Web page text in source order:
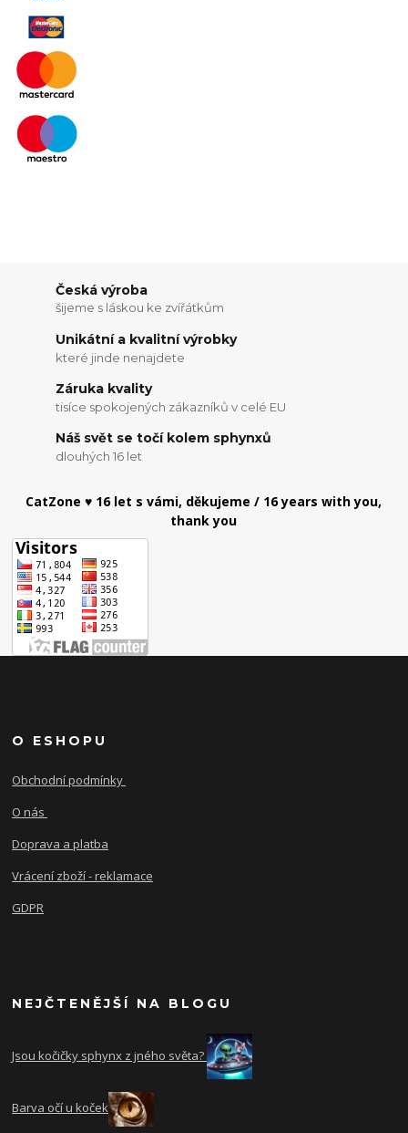
Česká výroba
šijeme s láskou ke zvířátkům
Unikátní a kvalitní výrobky
které jinde nenajdete
Záruka kvality
tisíce spokojených zákazníků v celé EU
Náš svět se točí kolem sphynxů
dlouhých 16 let
CatZone ♥ 16 let s vámi, děkujeme / 16 years with you,
thank you
O ESHOPU
Obchodní podmínky
O nás
Doprava a platba
Vrácení zboží - reklamace
GDPR
NEJČTENĚJŠÍ NA BLOGU
Jsou kočičky sphynx z jného světa?
Barva očí u koček